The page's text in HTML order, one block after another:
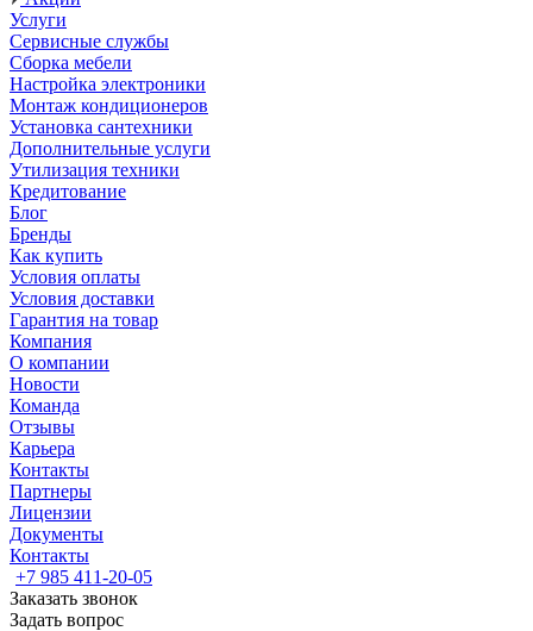
Услуги
Сервисные службы
Сборка мебели
Настройка электроники
Монтаж кондиционеров
Установка сантехники
Дополнительные услуги
Утилизация техники
Кредитование
Блог
Бренды
Как купить
Условия оплаты
Условия доставки
Гарантия на товар
Компания
О компании
Новости
Команда
Отзывы
Карьера
Контакты
Партнеры
Лицензии
Документы
Контакты
+7 985 411-20-05
Заказать звонок
Задать вопрос